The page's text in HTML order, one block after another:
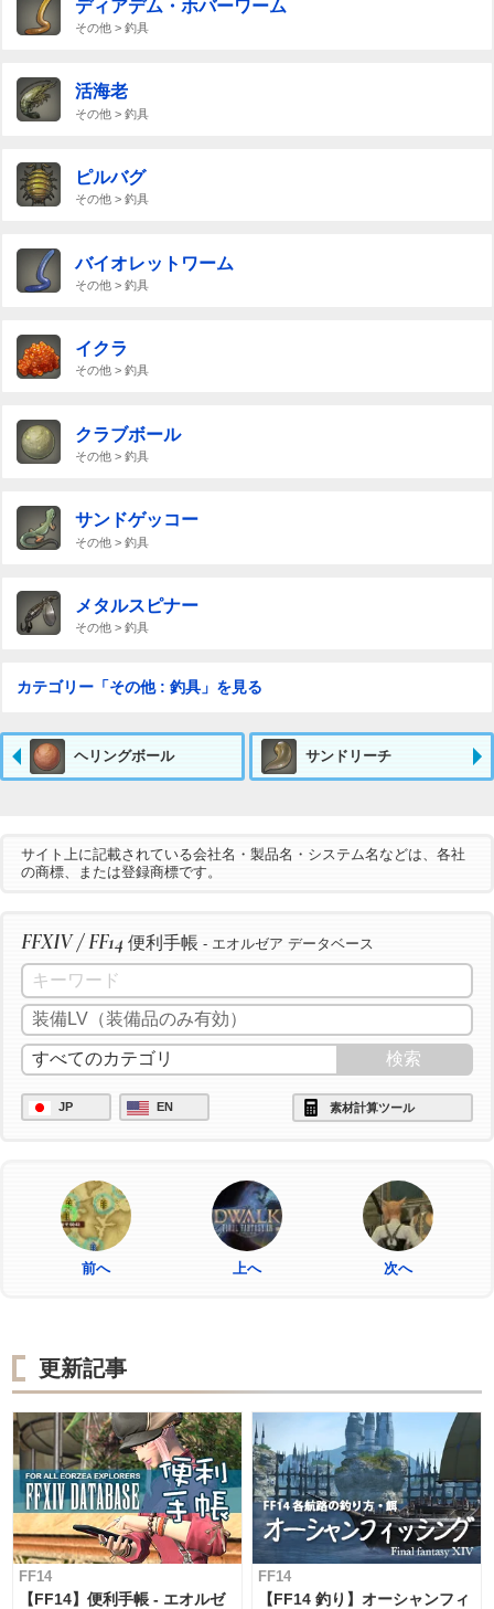
ディアデム・ホバーワーム
その他 > 釣具
活海老
その他 > 釣具
ピルバグ
その他 > 釣具
バイオレットワーム
その他 > 釣具
イクラ
その他 > 釣具
クラブボール
その他 > 釣具
サンドゲッコー
その他 > 釣具
メタルスピナー
その他 > 釣具
カテゴリー「その他 : 釣具」を見る
ヘリングボール サンドリーチ
サイト上に記載されている会社名・製品名・システム名などは、各社
の商標、または登録商標です。
FFXIV / FF14 便利手帳 - エオルゼア データベース
JP EN 素材計算ツール
前へ 上へ 次へ
更新記事
FF14
【FF14】便利手帳 - エオルゼ
FF14
【FF14 釣り】オーシャンフィ